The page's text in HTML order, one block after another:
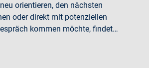
orientieren, den nächsten
oder direkt mit potenziellen
kommen möchte, findet…